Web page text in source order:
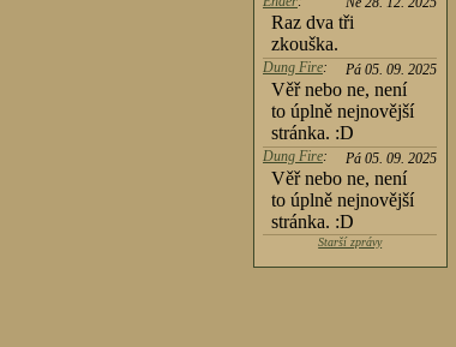
Raz dva tři
zkouška.
Pá 05. 09. 2025
Dung Fire:
Věř nebo ne, není
to úplně nejnovější
stránka. :D
Pá 05. 09. 2025
Dung Fire:
Věř nebo ne, není
to úplně nejnovější
stránka. :D
Starší zprávy